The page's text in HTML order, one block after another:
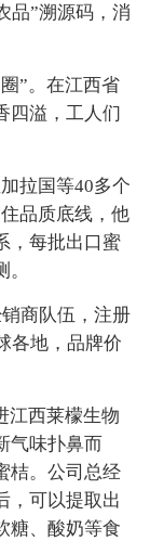
品”溯源码，消
”。在江西省
四溢，工人们
拉国等40多个
品质底线，他
，每批出口蜜
商队伍，注册
各地，品牌价
江西莱檬生物
气味扑鼻而
桔。公司总经
，可以提取出
糖、酸奶等食